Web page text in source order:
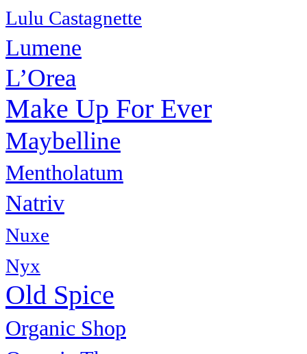
Lulu Castagnette
Lumene
L’Orea
Make Up For Ever
Maybelline
Mentholatum
Natriv
Nuxe
Nyx
Old Spice
Organic Shop